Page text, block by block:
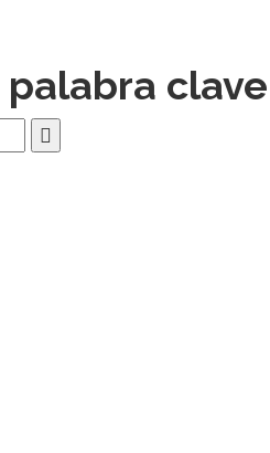
palabra clave